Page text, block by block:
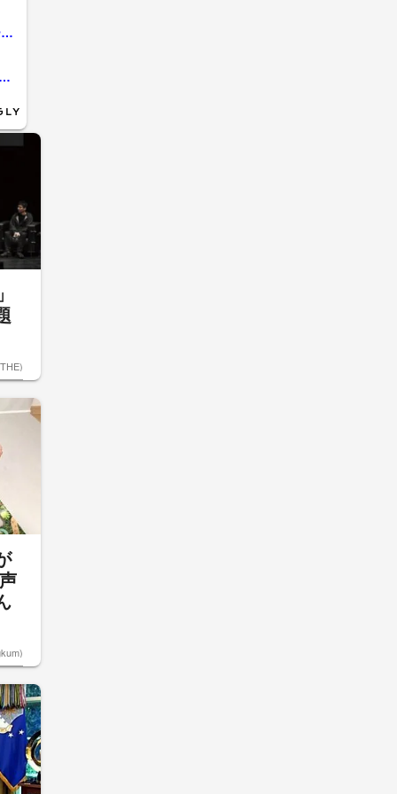
トランプ大統領がFIFAインファンティーノ会長に“直談判”か アメリカ代表選手の出場停止処分が猶予に ベルギーサッカー協会「驚きを禁じ得ない」
為が急増 新ルールで選手の一発退場も 背景はAI可視化と高ぶる感情 節度ある応援を